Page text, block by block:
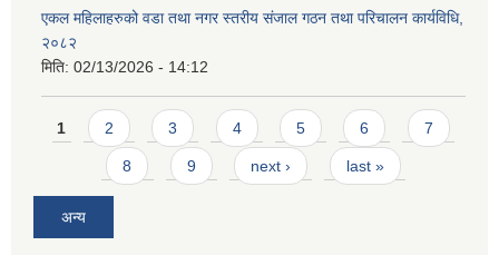
एकल महिलाहरुको वडा तथा नगर स्तरीय संजाल गठन तथा परिचालन कार्यविधि,
२०८२
मिति: 02/13/2026 - 14:12
Pages
1 2 3 4 5 6 7
8 9 next › last »
अन्य